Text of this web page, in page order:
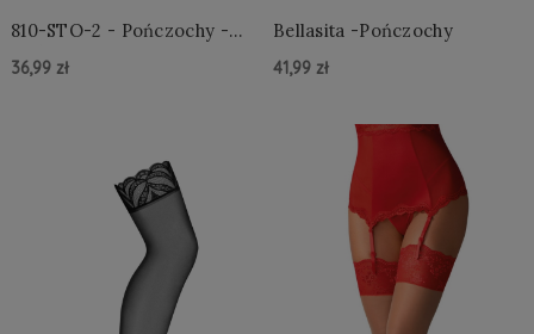
810-STO-2 - Pończochy -
36,99 zł
Bellasita -Pończochy
41,99 zł
Do Koszyka »